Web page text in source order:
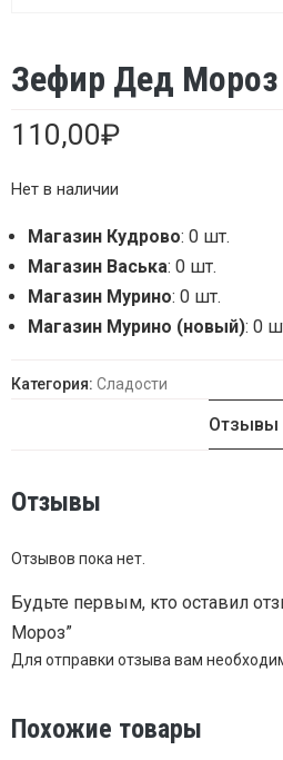
Зефир Дед Мороз
110,00₽
Нет в наличии
Магазин Кудрово: 0 шт.
Магазин Васька: 0 шт.
Магазин Мурино: 0 шт.
Магазин Мурино (новый): 0
Категория: Сладости
Отзывы
Отзывы
Отзывов пока нет.
Будьте первым, кто оставил
Мороз”
Для отправки отзыва вам
Похожие товары